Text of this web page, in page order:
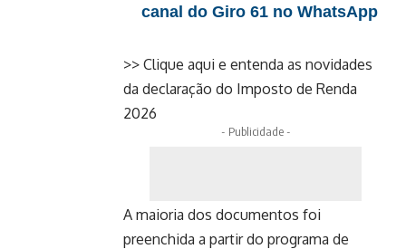
canal do Giro 61 no WhatsApp
>> Clique aqui e entenda as novidades
da declaração do Imposto de Renda
2026
- Publicidade -
A maioria dos documentos foi
preenchida a partir do programa de